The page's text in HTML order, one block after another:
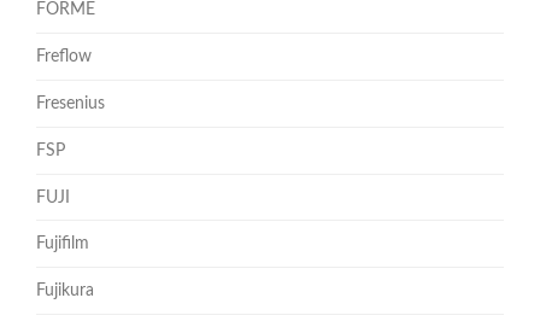
FORME
Freflow
Fresenius
FSP
FUJI
Fujifilm
Fujikura